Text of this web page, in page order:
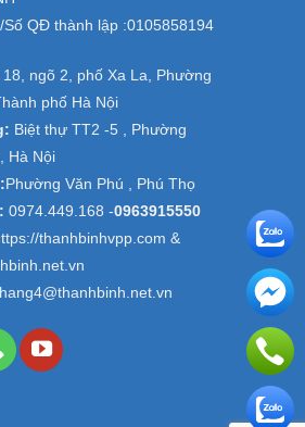
Số QĐ thành lập :0105858194
18, ngõ 2, phố Xa La, Phường
phố Hà Nội
Biệt thự TT2 -5 , Phường
Hà Nội
Phường Văn Phú , Phú Thọ
0974.449.168 -0963915550
thanhbinhvpp.com &